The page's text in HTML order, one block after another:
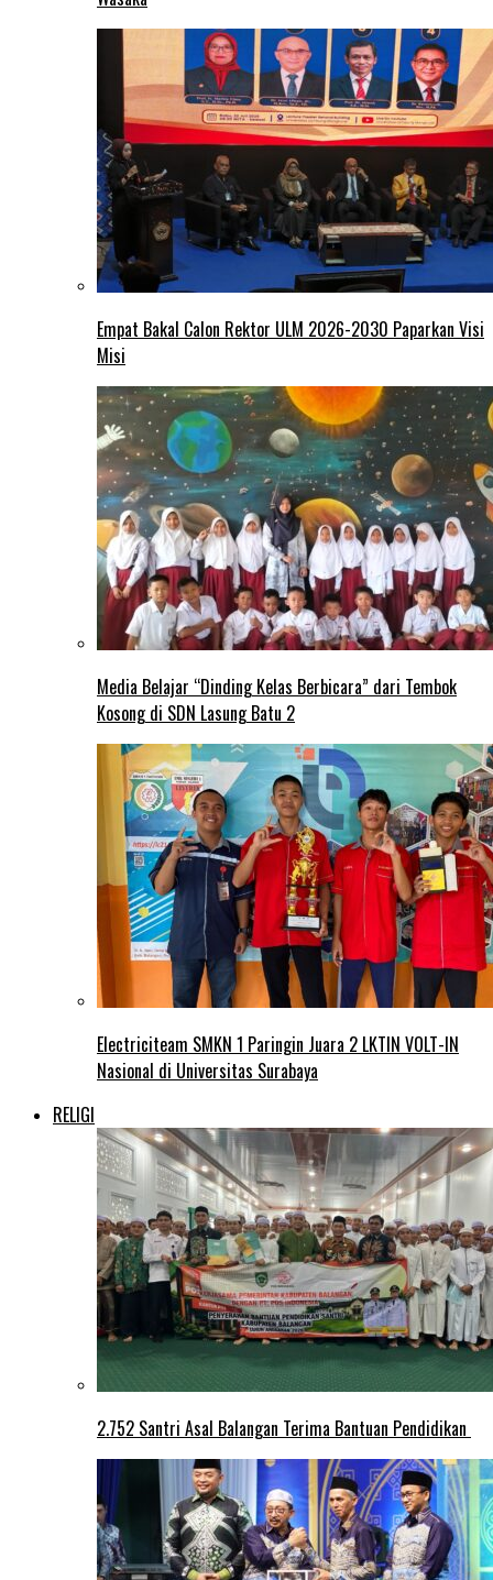
Empat Bakal Calon Rektor ULM 2026-2030 Paparkan Visi
Misi
Media Belajar “Dinding Kelas Berbicara” dari Tembok
Kosong di SDN Lasung Batu 2
Electriciteam SMKN 1 Paringin Juara 2 LKTIN VOLT-IN
Nasional di Universitas Surabaya
RELIGI
2.752 Santri Asal Balangan Terima Bantuan Pendidikan